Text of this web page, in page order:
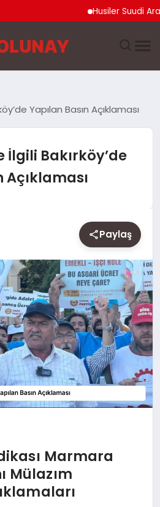
Husiler Suudi
Yapılan Basın Açıklaması
Bakırköy’de
Açıklaması
Paylaş
Marmara
Mülazım